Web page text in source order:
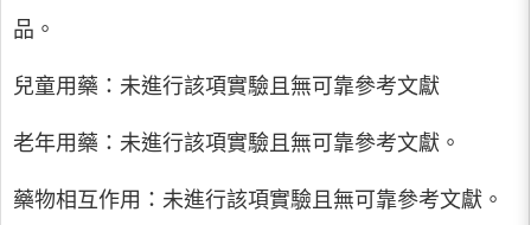
品。
兒童用藥：未進行該項實驗且無可靠參考文獻
老年用藥：未進行該項實驗且無可靠參考文獻。
藥物相互作用：未進行該項實驗且無可靠參考文獻。